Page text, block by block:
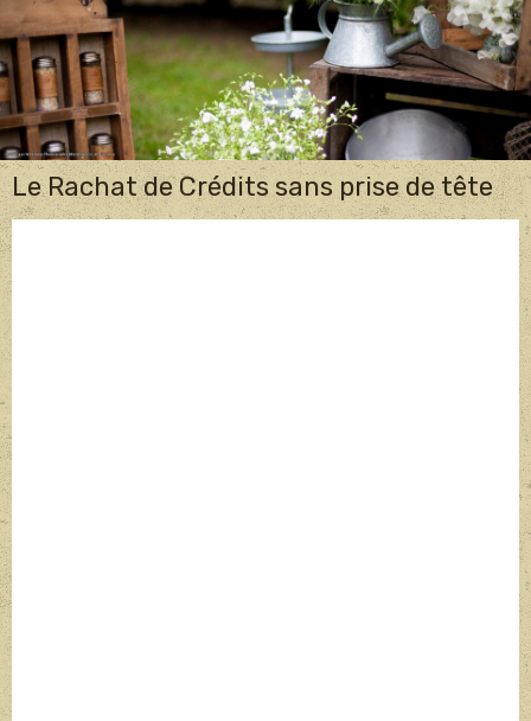
Le Rachat de Crédits sans prise de tête